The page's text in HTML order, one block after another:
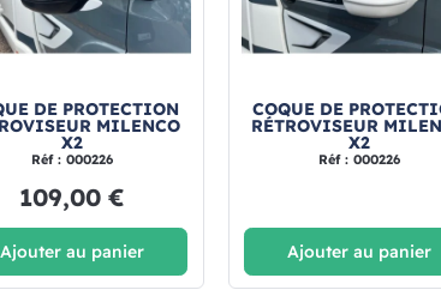
DE PROTECTION
MILENCO
X2
Réf : 000226
109,00 €
Ajouter au panier
COQUE DE
RÉTROVISEUR
X2
Réf : 000226
Ajouter au panier